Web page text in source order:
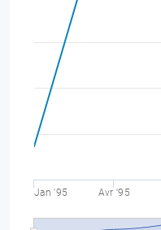
Jan '95 Avr '95